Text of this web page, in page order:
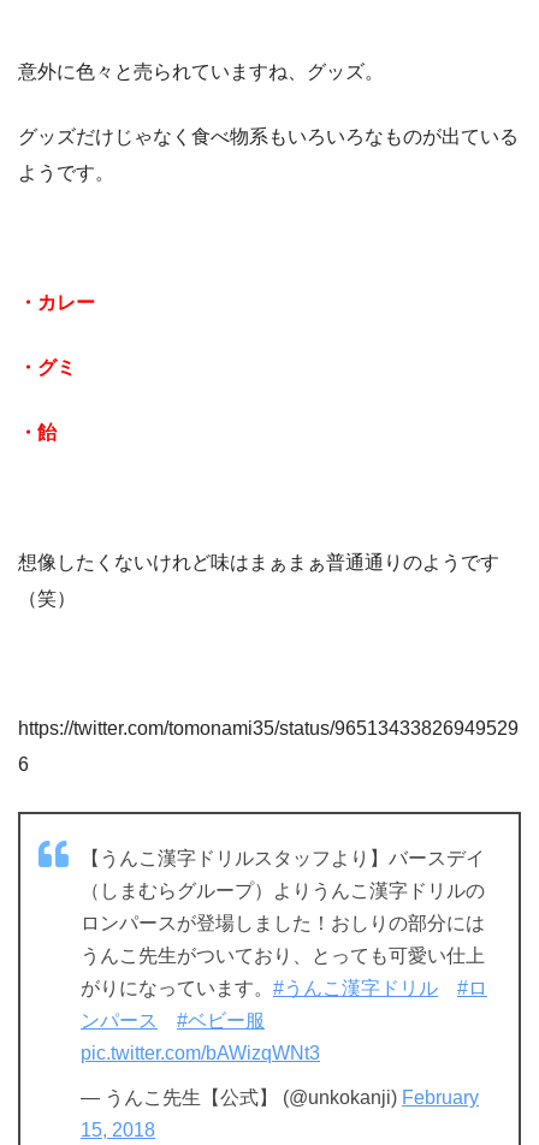
意外に色々と売られていますね、グッズ。
グッズだけじゃなく食べ物系もいろいろなものが出ている
ようです。
・カレー
・グミ
・飴
想像したくないけれど味はまぁまぁ普通通りのようです
（笑）
https://twitter.com/tomonami35/status/96513433826949529
6
【うんこ漢字ドリルスタッフより】バースデイ
（しまむらグループ）よりうんこ漢字ドリルの
ロンパースが登場しました！おしりの部分には
うんこ先生がついており、とっても可愛い仕上
がりになっています。 #うんこ漢字ドリル
#ロ
ンパース
#ベビー服
pic.twitter.com/bAWizqWNt3
— うんこ先生【公式】 (@unkokanji) February
15, 2018